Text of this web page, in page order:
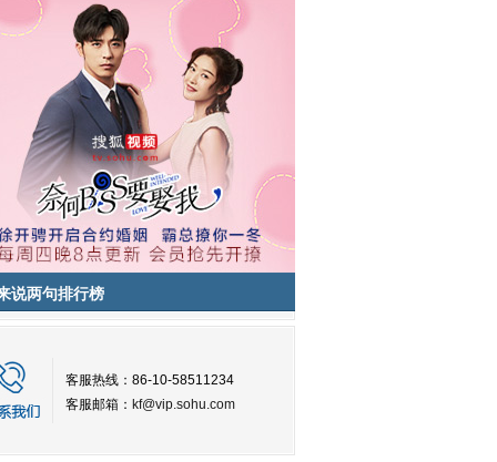
说两句排行榜
客服热线：86-10-58511234
客服邮箱： kf@vip.sohu.com